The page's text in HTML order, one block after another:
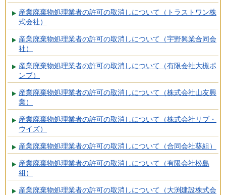
産業廃棄物処理業者の許可の取消しについて（トラストワン株
式会社）
産業廃棄物処理業者の許可の取消しについて（宇野興業合同会
社）
産業廃棄物処理業者の許可の取消しについて（有限会社大槻ポ
ンプ）
産業廃棄物処理業者の許可の取消しについて（株式会社山友興
業）
産業廃棄物処理業者の許可の取消しについて（株式会社リブ・
ウイズ）
産業廃棄物処理業者の許可の取消しについて（合同会社葵組）
産業廃棄物処理業者の許可の取消しについて（有限会社松島
組）
産業廃棄物処理業者の許可の取消しについて（大渕建設株式会